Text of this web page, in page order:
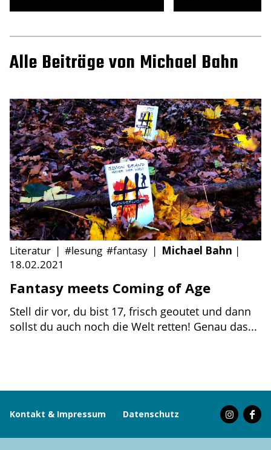
Alle Beiträge von Michael Bahn
Literatur | #lesung #fantasy | Michael Bahn |
18.02.2021
Fantasy meets Coming of Age
Stell dir vor, du bist 17, frisch geoutet und dann
sollst du auch noch die Welt retten! Genau das...
Kontakt & Impressum Datenschutz